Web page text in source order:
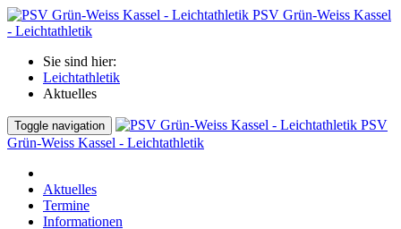
PSV Grün-Weiss Kassel
- Leichtathletik
Sie sind hier:
Leichtathletik
Aktuelles
Toggle navigation
PSV
Grün-Weiss Kassel - Leichtathletik
Aktuelles
Termine
Informationen